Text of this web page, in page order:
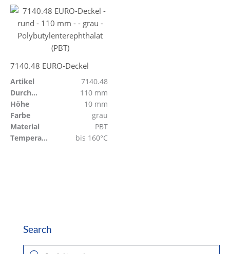
7140.48 EURO-Deckel
Artikel
7140.48
Durchmesser
110 mm
Höhe
10 mm
Farbe
grau
Material
PBT
Temperaturbeständig
bis 160°C
Search
P